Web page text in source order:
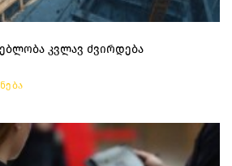
კვლავ ძვირდება